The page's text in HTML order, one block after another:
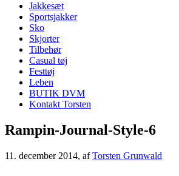
Jakkesæt
Sportsjakker
Sko
Skjorter
Tilbehør
Casual tøj
Festtøj
Leben
BUTIK DVM
Kontakt Torsten
Rampin-Journal-Style-6
11. december 2014, afTorsten Grunwald